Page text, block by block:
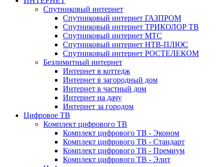
Спутниковый интернет
Спутниковый интернет ГАЗПРОМ
Спутниковый интернет ТРИКОЛОР ТВ
Спутниковый интернет МТС
Спутниковый интернет НТВ-ПЛЮС
Спутниковый интернет РОСТЕЛЕКОМ
Безлимитный интернет
Интернет в коттедж
Интернет в загородный дом
Интернет в частный дом
Интернет на дачу
Интернет за городом
Цифровое ТВ
Комплект цифрового ТВ
Комплект цифрового ТВ - Эконом
Комплект цифрового ТВ - Стандарт
Комплект цифрового ТВ - Премиум
Комплект цифрового ТВ - Элит